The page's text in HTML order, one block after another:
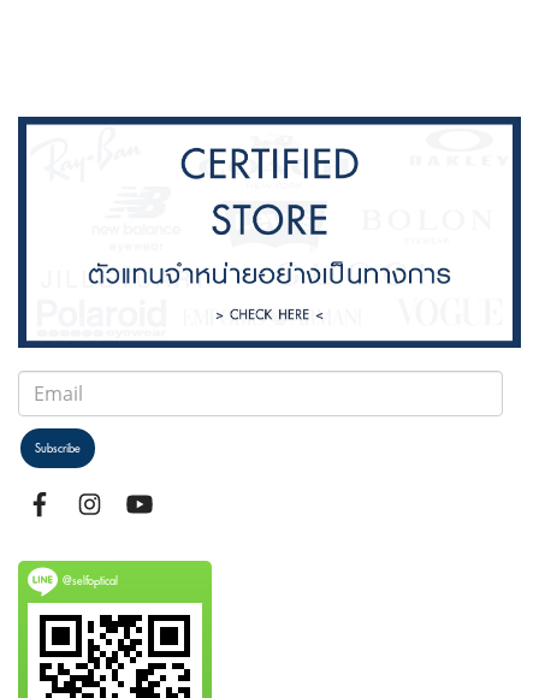
Subscribe
@selfoptical